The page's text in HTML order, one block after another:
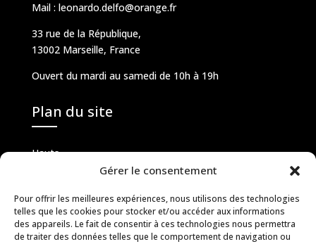
Gérer le consentement
Pour offrir les meilleures expériences, nous utilisons des technologies
telles que les cookies pour stocker et/ou accéder aux informations
des appareils. Le fait de consentir à ces technologies nous permettra
de traiter des données telles que le comportement de navigation ou
Mail : leonardo.delfo@orange.fr
33 rue de la République,
13002 Marseille, France
Ouvert du mardi au samedi de 10h à 19h
Plan du site
Hauts
Chaussures
services
Contacts